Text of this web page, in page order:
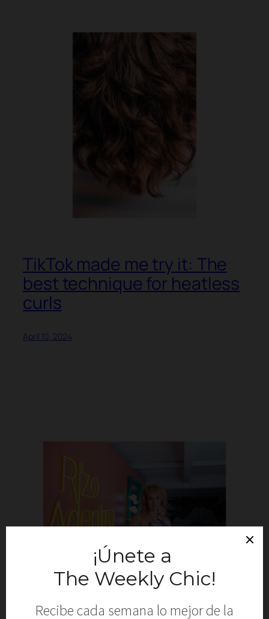
TikTok made me try it: The
best technique for heatless
curls
April 10, 2024